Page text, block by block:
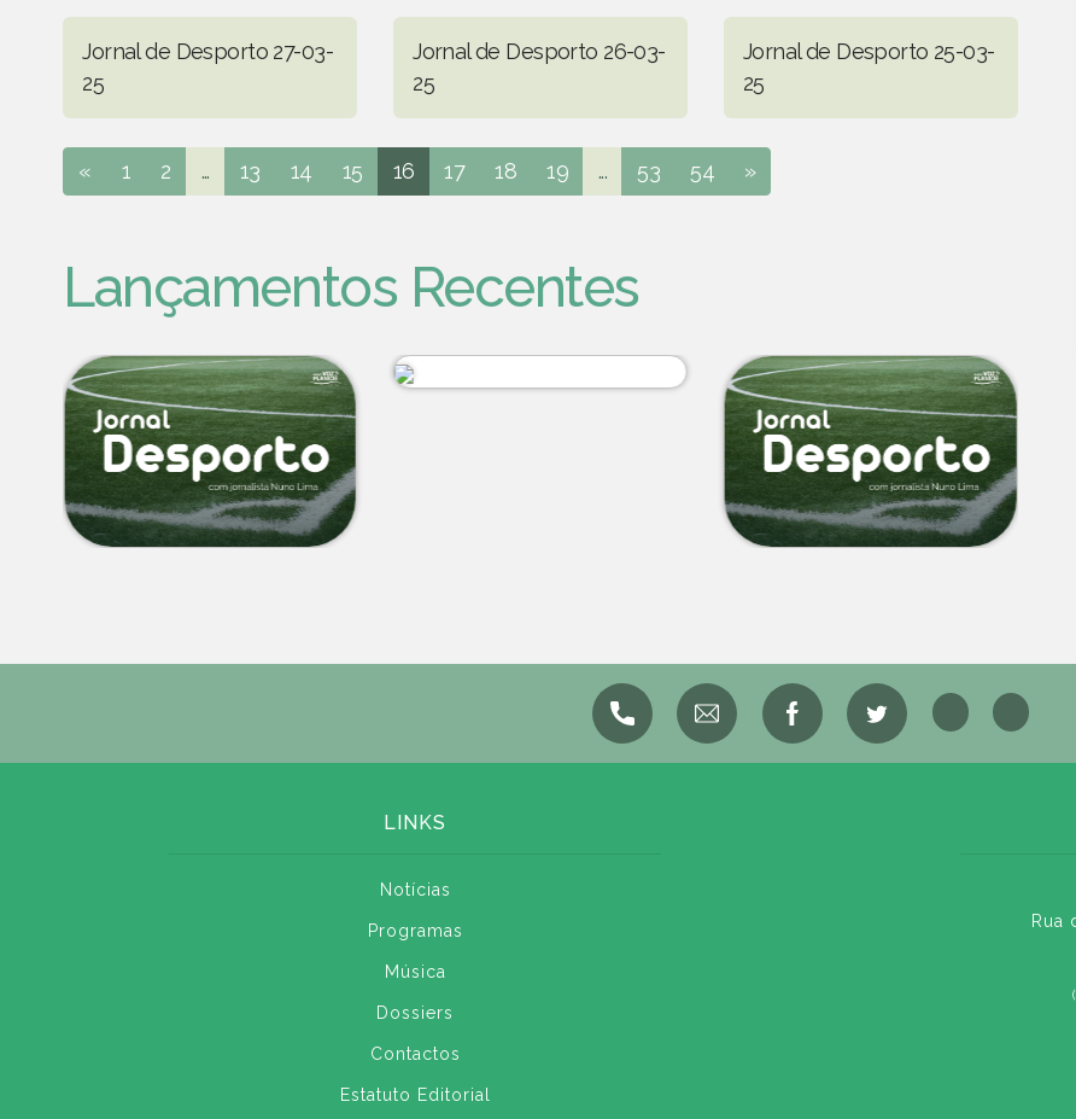
Jornal de Desporto 27-03-
25
Jornal de Desporto 26-03-
25
Jornal de Desporto 25-03-
25
« 1 2 ... 13 14 15 16 17 18 19 ... 53 54 »
Lançamentos Recentes
LINKS
Notícias
Programas
Música
Dossiers
Contactos
Estatuto Editorial
Rua